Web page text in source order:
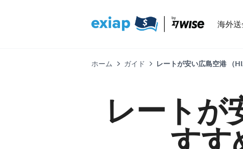
海外送
ホーム ガイド レートが安い広島空港 （
レートが
すす